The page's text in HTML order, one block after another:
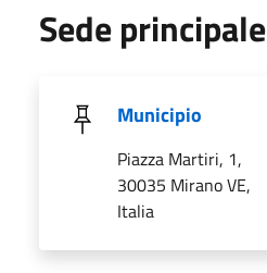
Sede principale
Municipio
Piazza Martiri, 1,
30035 Mirano VE,
Italia